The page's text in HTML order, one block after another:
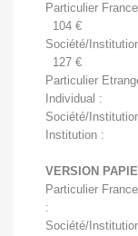
Particulier
104 €
Société/
127  €
Particulier
Société/
Institution
VERSION
Particulier
:
Société/